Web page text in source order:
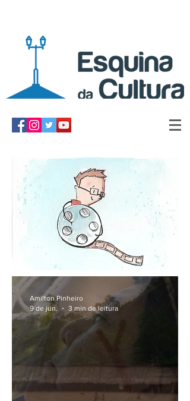
Amilton Pinheiro
9 de jun.
3 min de leitura